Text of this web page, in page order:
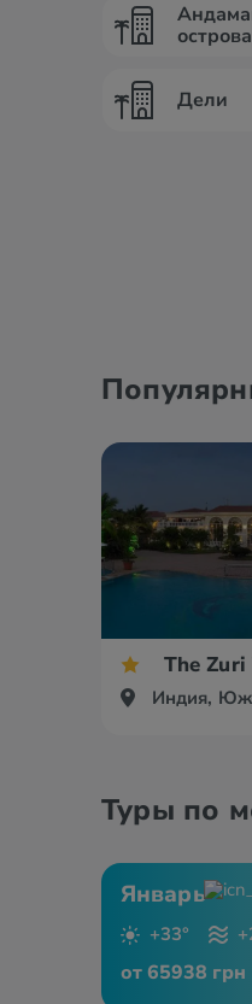
острова
Дели
The Zuri
Индия,
Туры по
Январь
+33°
от 65938 грн